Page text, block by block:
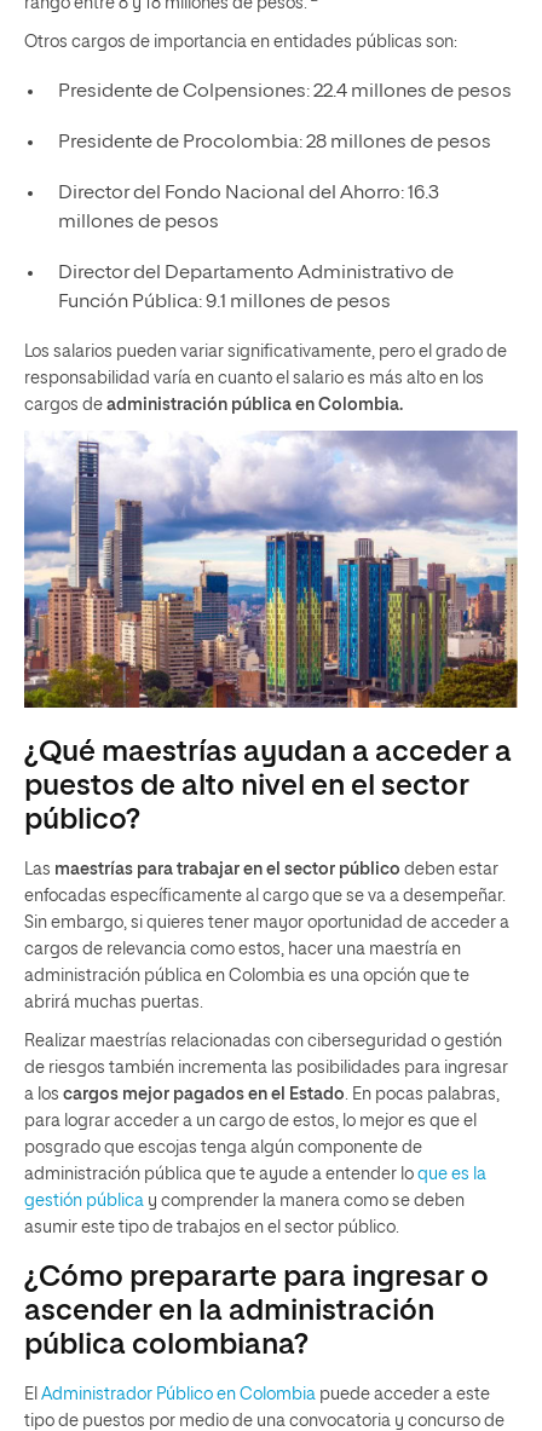
Otros cargos de importancia en entidades públicas son:
Presidente de Colpensiones: 22.4 millones de pesos
Presidente de Procolombia: 28 millones de pesos
Director del Fondo Nacional del Ahorro: 16.3
millones de pesos
Director del Departamento Administrativo de
Función Pública: 9.1 millones de pesos
Los salarios pueden variar significativamente, pero el grado de
responsabilidad varía en cuanto el salario es más alto en los
cargos de administración pública en Colombia.
¿Qué maestrías ayudan a acceder a
puestos de alto nivel en el sector
público?
Las maestrías para trabajar en el sector público deben estar
enfocadas específicamente al cargo que se va a desempeñar.
Sin embargo, si quieres tener mayor oportunidad de acceder a
cargos de relevancia como estos, hacer una maestría en
administración pública en Colombia es una opción que te
abrirá muchas puertas.
Realizar maestrías relacionadas con ciberseguridad o gestión
de riesgos también incrementa las posibilidades para ingresar
a los cargos mejor pagados en el Estado. En pocas palabras,
para lograr acceder a un cargo de estos, lo mejor es que el
posgrado que escojas tenga algún componente de
administración pública que te ayude a entender lo que es la
gestión pública y comprender la manera como se deben
asumir este tipo de trabajos en el sector público.
¿Cómo prepararte para ingresar o
ascender en la administración
pública colombiana?
El Administrador Público en Colombia puede acceder a este
tipo de puestos por medio de una convocatoria y concurso de